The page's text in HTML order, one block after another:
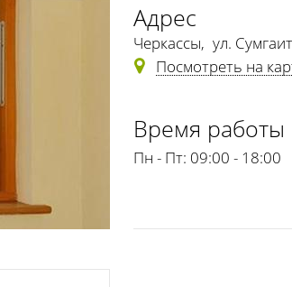
Адрес
Черкассы, ул.
Посмотреть на
Время работы
Пн - Пт: 09:00 - 18:00